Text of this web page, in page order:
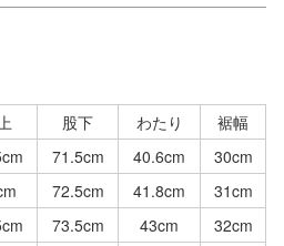
股下 わたり
裾幅
71.5cm 40.6cm
30cm
72.5cm 41.8cm
31cm
73.5cm 43cm
32cm